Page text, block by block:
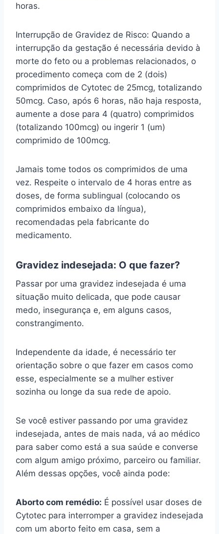
horas.
Interrupção de Gravidez de Risco: Quando a
interrupção da gestação é necessária devido à
morte do feto ou a problemas relacionados, o
procedimento começa com de 2 (dois)
comprimidos de Cytotec de 25mcg, totalizando
50mcg. Caso, após 6 horas, não haja resposta,
aumente a dose para 4 (quatro) comprimidos
(totalizando 100mcg) ou ingerir 1 (um)
comprimido de 100mcg.
Jamais tome todos os comprimidos de uma
vez. Respeite o intervalo de 4 horas entre as
doses, de forma sublingual (colocando os
comprimidos embaixo da língua),
recomendadas pela fabricante do
medicamento.
Gravidez indesejada: O que fazer?
Passar por uma gravidez indesejada é uma
situação muito delicada, que pode causar
medo, insegurança e, em alguns casos,
constrangimento.
Independente da idade, é necessário ter
orientação sobre o que fazer em casos como
esse, especialmente se a mulher estiver
sozinha ou longe da sua rede de apoio.
Se você estiver passando por uma gravidez
indesejada, antes de mais nada, vá ao médico
para saber como está a sua saúde e converse
com algum amigo próximo, parceiro ou familiar.
Além dessas opções, você ainda pode:
Aborto com remédio: É possível usar doses de
Cytotec para interromper a gravidez indesejada
com um aborto feito em casa, sem a